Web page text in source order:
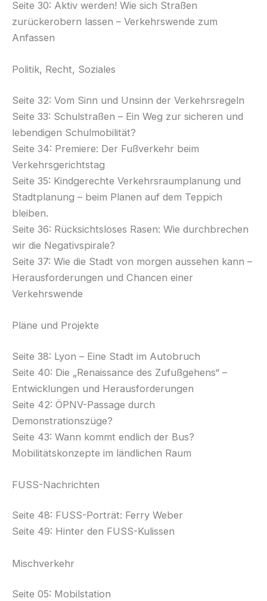
Seite 30: Aktiv werden! Wie sich Straßen
zurückerobern lassen – Verkehrswende zum
Anfassen
Politik, Recht, Soziales
Seite 32: Vom Sinn und Unsinn der Verkehrsregeln
Seite 33: Schulstraßen – Ein Weg zur sicheren und
lebendigen Schulmobilität?
Seite 34: Premiere: Der Fußverkehr beim
Verkehrsgerichtstag
Seite 35: Kindgerechte Verkehrsraumplanung und
Stadtplanung – beim Planen auf dem Teppich
bleiben.
Seite 36: Rücksichtsloses Rasen: Wie durchbrechen
wir die Negativspirale?
Seite 37: Wie die Stadt von morgen aussehen kann –
Herausforderungen und Chancen einer
Verkehrswende
Pläne und Projekte
Seite 38: Lyon – Eine Stadt im Autobruch
Seite 40: Die „Renaissance des Zufußgehens“ –
Entwicklungen und Herausforderungen
Seite 42: ÖPNV-Passage durch
Demonstrationszüge?
Seite 43: Wann kommt endlich der Bus?
Mobilitätskonzepte im ländlichen Raum
FUSS-Nachrichten
Seite 48: FUSS-Porträt: Ferry Weber
Seite 49: Hinter den FUSS-Kulissen
Mischverkehr
Seite 05: Mobilstation